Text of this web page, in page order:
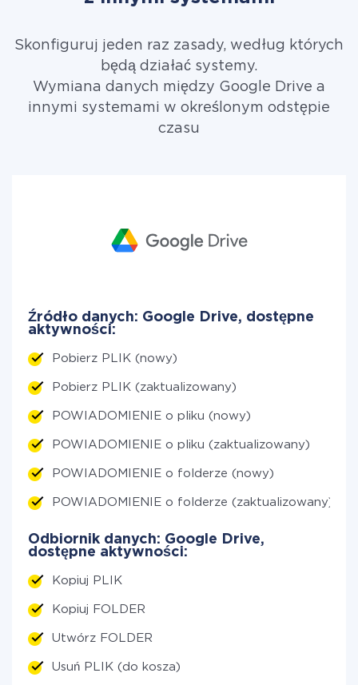
Skonfiguruj jeden raz zasady, według których
będą działać systemy.
Wymiana danych między Google Drive a
innymi systemami w określonym odstępie
czasu
Źródło danych: Google Drive, dostępne
aktywności:
Pobierz PLIK (nowy)
Pobierz PLIK (zaktualizowany)
POWIADOMIENIE o pliku (nowy)
POWIADOMIENIE o pliku (zaktualizowany)
POWIADOMIENIE o folderze (nowy)
POWIADOMIENIE o folderze (zaktualizowany)
Odbiornik danych: Google Drive,
dostępne aktywności:
Kopiuj PLIK
Kopiuj FOLDER
Utwórz FOLDER
Usuń PLIK (do kosza)